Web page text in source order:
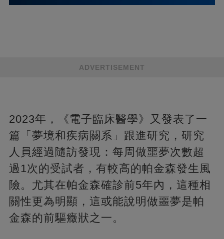
ADVERTISEMENT
2023年，《電子臨床醫學》又發表了一
篇「夢境和疾病關系」跟進研究，研究
人員經過隨訪發現：每周做噩夢次數超
過1次的受試者，有較高的帕金森發生風
險。尤其在帕金森確診前5年內，這種相
關性更為明顯，這或能說明做噩夢是帕
金森的前驅癥狀之一。